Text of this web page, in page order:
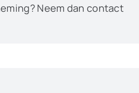
Neem dan contact